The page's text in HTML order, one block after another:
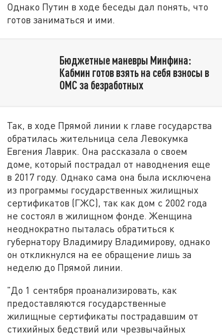
Однако Путин в ходе беседы дал понять, что
готов заниматься и ими.
Бюджетные маневры Минфина:
Кабмин готов взять на себя взносы в
ОМС за безработных
Так, в ходе Прямой линии к главе государства
обратилась жительница села Левокумка
Евгения Лаврик. Она рассказала о своем
доме, который пострадал от наводнения еще
в 2017 году. Однако сама она была исключена
из программы государственных жилищных
сертификатов (ГЖС), так как дом с 2002 года
не состоял в жилищном фонде. Женщина
неоднократно пыталась обратиться к
губернатору Владимиру Владимирову, однако
он откликнулся на ее обращение лишь за
неделю до Прямой линии.
"До 1 сентября проанализировать, как
предоставляются государственные
жилищные сертификаты пострадавшим от
стихийных бедствий или чрезвычайных